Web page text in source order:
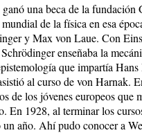
una beca de la
de la física en esa
y Max von Laue. Con
enseñaba la
que impartía
al curso de von Harnak.
de los jóvenes europeos que
En 1928, al terminar los
año. Ahí pudo conocer a